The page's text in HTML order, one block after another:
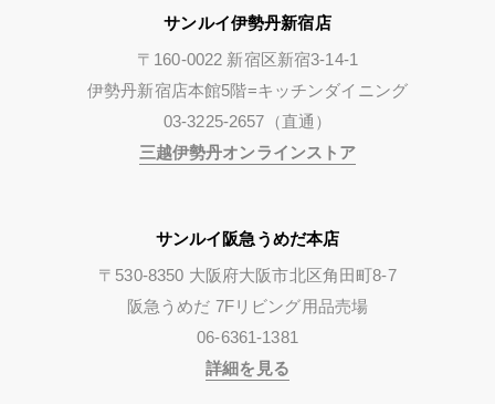
サンルイ伊勢丹新宿店
〒160-0022 新宿区新宿3-14-1
伊勢丹新宿店本館5階=キッチンダイニング
03-3225-2657（直通）
三越伊勢丹オンラインストア
サンルイ阪急うめだ本店
〒530-8350 大阪府大阪市北区角田町8-7
阪急うめだ 7Fリビング用品売場
06-6361-1381
詳細を見る